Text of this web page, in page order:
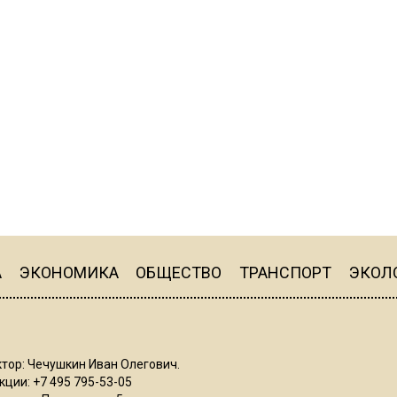
ЭКОНОМИКА ОБЩЕСТВО ТРАНСПОРТ
Чечушкин Иван Олегович.
+7 495 795-53-05